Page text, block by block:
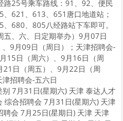
路25号乘车路线：91、92、便民
621、613、651唐口地道站；
680、805八经路站下车即可。
五、六、日定期举办）9月07日
、9月09日（周日）；天津招聘会-
15日（周六）、9月16日（周
21日（周五）、9月22日（周
招聘会-五六日
7月31日(星期六) 天津 泰达人才
综合招聘会 7月31日(星期六) 天津
聘会 7月25日(星期日) 天津 天津